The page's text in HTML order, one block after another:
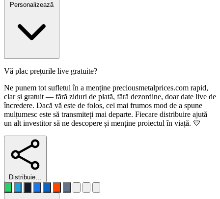
Personalizează
Vă plac prețurile live gratuite?
Ne punem tot sufletul în a menține preciousmetalprices.com rapid,
clar și gratuit — fără ziduri de plată, fără dezordine, doar date live de
încredere. Dacă vă este de folos, cel mai frumos mod de a spune
mulțumesc este să transmiteți mai departe. Fiecare distribuire ajută
un alt investitor să ne descopere și menține proiectul în viață. 💛
Distribuie…